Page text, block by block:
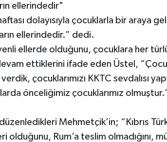
ellerindedir"
dolayısıyla çocuklarla bir araya
ellerindedir.” dedi.
ellerde olduğunu, çocuklara her türlü
ettiklerini ifade eden Üstel,
çocuklarımızı KKTC sevdalısı
önceliğimiz çocuklarımız
Mehmetçik’in; “Kıbrıs
olduğunu, Rum’a teslim olmadığını,